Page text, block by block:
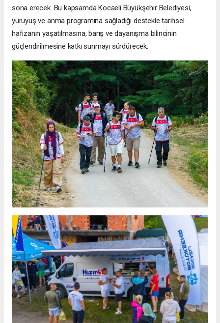
sona erecek. Bu kapsamda Kocaeli Büyükşehir Belediyesi,
yürüyüş ve anma programına sağladığı destekle tarihsel
hafızanın yaşatılmasına, barış ve dayanışma bilincinin
güçlendirilmesine katkı sunmayı sürdürecek.